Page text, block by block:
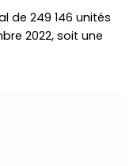
de 249 146 unités
2022, soit une